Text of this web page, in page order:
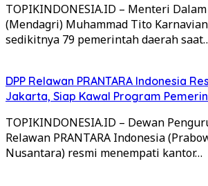
TOPIKINDONESIA.ID – Menteri
(Mendagri) Muhammad Tito
sedikitnya 79 pemerintah daerah
DPP Relawan PRANTARA Indonesia
Jakarta, Siap Kawal Program
TOPIKINDONESIA.ID – Dewan
Relawan PRANTARA Indonesia
Nusantara) resmi menempati kantor…